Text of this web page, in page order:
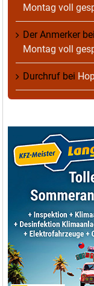
Montag voll
Der Anmerkerbei
Montag voll
Durchruf bei